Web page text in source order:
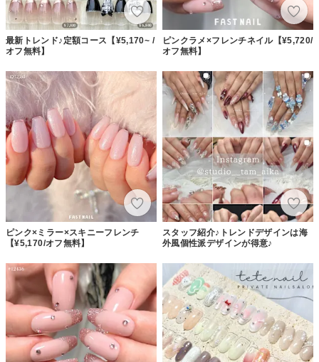
最新トレンド♪定額コース【¥5,170~ /
オフ無料】
ピンクラメ×フレンチネイル【¥5,720/
オフ無料】
ピンク×ミラー×スキニーフレンチ
【¥5,170/オフ無料】
スタッフ紹介♪トレンドデザインは海
外風個性派デザインが得意♪